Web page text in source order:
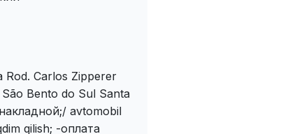
Rod. Carlos Zipperer
Bento do Sul Santa
avtomobil
qilish; -оплата